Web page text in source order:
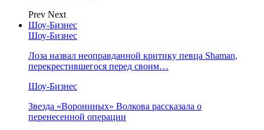
Prev Next
Шоу-Бизнес
Шоу-Бизнес
Лоза назвал неоправданной критику певца Shaman,
перекрестившегося перед своим…
Шоу-Бизнес
Звезда «Ворониных» Волкова рассказала о
перенесенной операции